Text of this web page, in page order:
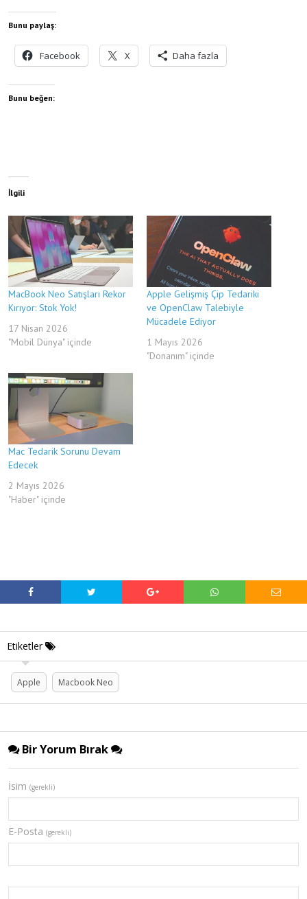
Bunu paylaş:
Facebook X Daha fazla
Bunu beğen:
İlgili
MacBook Neo Satışları Rekor
Kırıyor: Stok Yok!
17 Nisan 2026
"Mobil Dünya" içinde
Apple Gelişmiş Çip Tedariki
ve OpenClaw Talebiyle
Mücadele Ediyor
1 Mayıs 2026
"Donanım" içinde
Mac Tedarik Sorunu Devam
Edecek
2 Mayıs 2026
"Haber" içinde
Etiketler
Apple Macbook Neo
Bir Yorum Bırak
İsim (gerekli)
E-Posta (gerekli)